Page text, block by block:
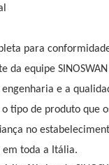
para
da equipe SINOSWAN
e a
tipo de produto que
no
em toda a Itália.